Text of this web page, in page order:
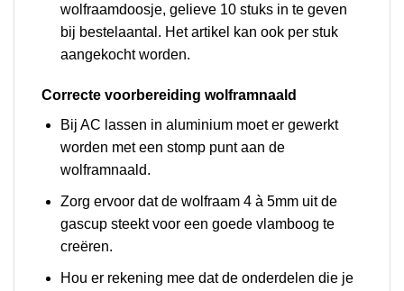
wolfraamdoosje, gelieve 10 stuks in te geven
bij bestelaantal. Het artikel kan ook per stuk
aangekocht worden.
Correcte voorbereiding wolframnaald
Bij AC lassen in aluminium moet er gewerkt
worden met een stomp punt aan de
wolframnaald.
Zorg ervoor dat de wolfraam 4 à 5mm uit de
gascup steekt voor een goede vlamboog te
creëren.
Hou er rekening mee dat de onderdelen die je